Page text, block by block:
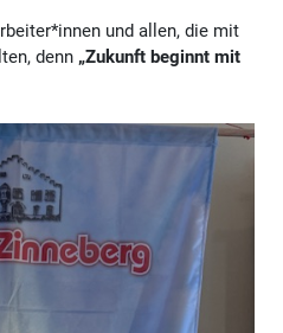
und allen, die mit
denn „Zukunft beginnt mit